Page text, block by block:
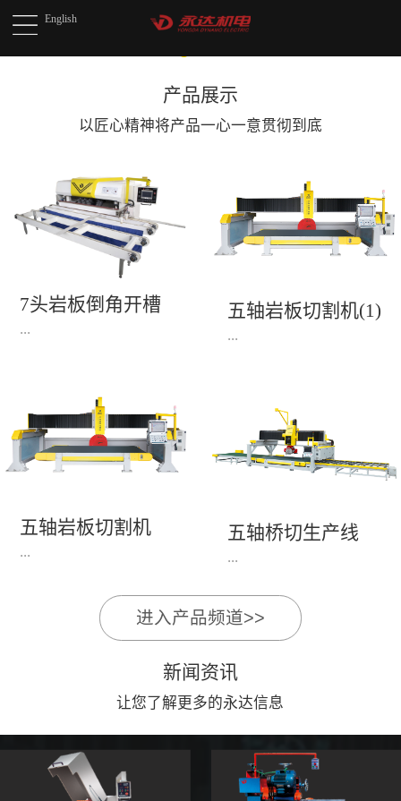
English
产品展示
以匠心精神将产品一心一意贯彻到底
7头岩板倒角开槽
机(1)
...
永达机电7头岩板倒角
开槽机，该设备采用流
水线作业，加工效率
陶瓷人造石进行直边斜
边修边倒角并开槽。
五轴岩板切割机(1)
...
1、简单易学的编程软
件，直观，快速，易
学。2、操作系统简单
稳、可靠。3、前后刀
切割，带去毛刺倒角功
面，不崩边。4、大板
平稳输送进出，切割加
工与上下板分开，便
捷，高效。5、19”显示
屏，按钮、遥杆集成面
板，操作快速、简便。
五轴岩板切割机
...
1、简单易学的编程软
学。2、操作系统简单
易用；采用进口伺服、
稳、可靠。3、前后刀
切割，带去毛刺倒角功
五轴桥切生产线
...
》》五轴桥切高配型
桥切（含输送板材平
台）
进入产品频道>>
新闻资讯
让您了解更多的永达信息